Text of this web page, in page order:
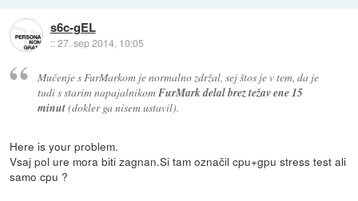
s6c-gEL
::27. sep 2014, 10:05
Mučenje s FurMarkom je normalno zdržal, sej štos je v tem, da je
tudi s starim napajalnikomFurMark delal brez težav ene 15
minut(dokler ga nisem ustavil).
Here is your problem.
Vsaj pol ure mora biti zagnan.Si tam označil cpu+gpu stress test ali
samo cpu ?